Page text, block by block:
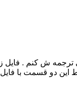
ش کنم . فایل
این دو قسمت با